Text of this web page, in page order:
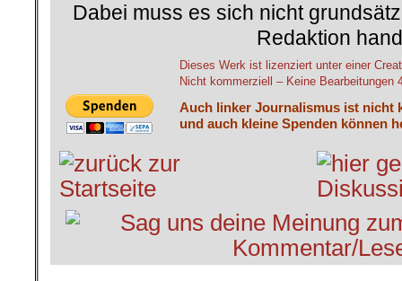
Dabei muss es sich nicht
Redaktion
Dieses Werk ist lizenziert unter einer
Nicht kommerziell – Keine Bearbeitungen
Auch linker Journalismus ist nicht
und auch kleine Spenden können